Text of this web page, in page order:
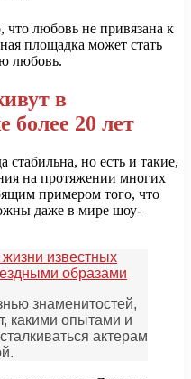
любовь не привязана к
площадка может стать
любовь.
в
более 20 лет
стабильна, но есть и такие,
на протяжении многих
примером того, что
даже в мире шоу-
известных
образами
знаменитостей,
какими опытами и
актерам